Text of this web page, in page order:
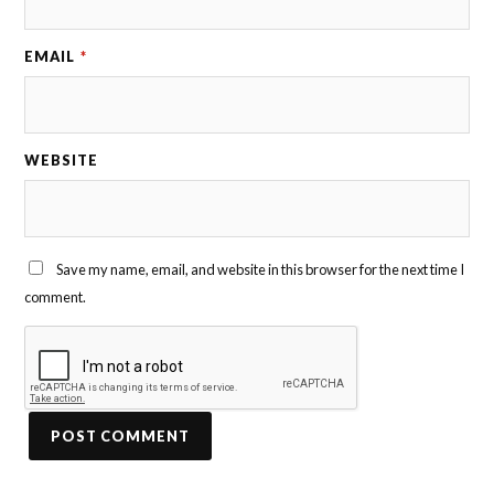
EMAIL *
WEBSITE
Save my name, email, and website in this browser for the next time I
comment.